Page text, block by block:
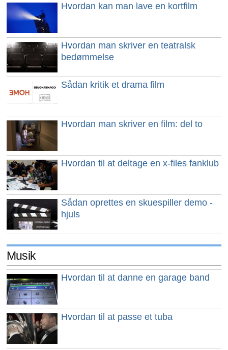
Hvordan kan man lave en kortfilm
Hvordan man skriver en teatralsk
bedømmelse
Sådan kritik et drama film
Hvordan man skriver en film: del to
Hvordan til at deltage en x-files fanklub
Sådan oprettes en skuespiller demo -
hjuls
Musik
Hvordan til at danne en garage band
Hvordan til at passe et tuba